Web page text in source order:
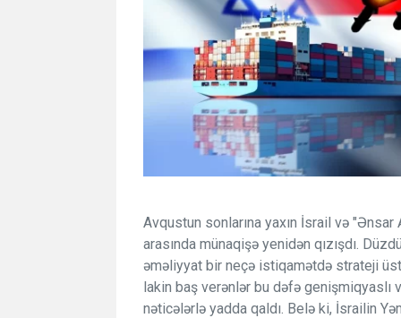
Avqustun sonlarına yaxın İsrail və "Ənsar
arasında münaqişə yenidən qızışdı.
əməliyyat bir neçə istiqamətdə strateji
lakin baş verənlər bu dəfə genişmiqyaslı
nəticələrlə yadda qaldı. Belə ki, İsrailin